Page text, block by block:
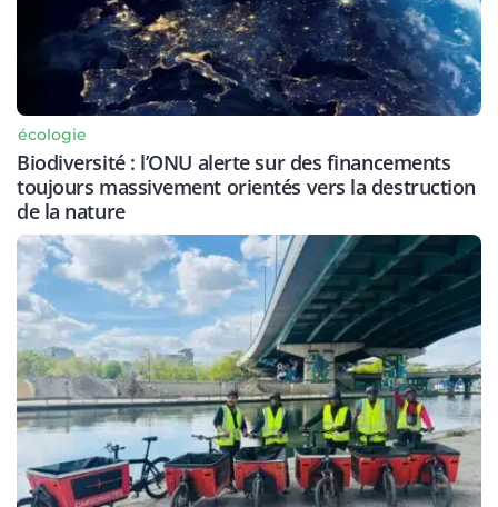
écologie
Biodiversité : l’ONU alerte sur des financements
toujours massivement orientés vers la destruction
de la nature